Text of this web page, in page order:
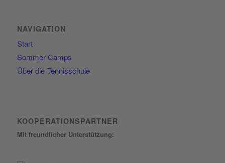
NAVIGATION
Start
Sommer-Camps
Über die Tennisschule
KOOPERATIONSPARTNER
Mit freundlicher Unterstützung: